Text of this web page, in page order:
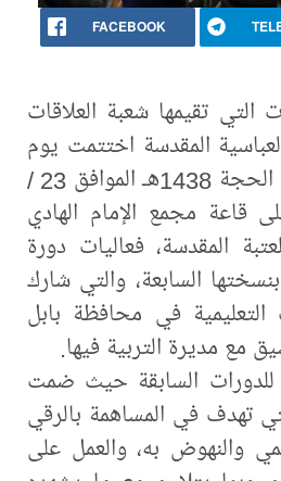
FACEBOOK
التي تقيمها شعبة العلاقات
المقدسة اختتمت يوم
أمس الأربعاء (29/ذي الحجة 1438هـ الموافق 23 /
على قاعة مجمع الإمام الهادي
المقدسة، فعاليات دورة
السابعة، والتي شارك
التعليمية في محافظة بابل
مع مديرة التربية فيها.
للدورات السابقة حيث ضمت
تهدف في المساهمة بالرقي
والنهوض به، والعمل على